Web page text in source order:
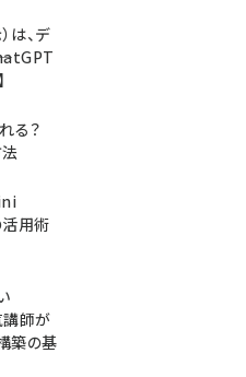
は、デ
る？
用術
師が
築の基